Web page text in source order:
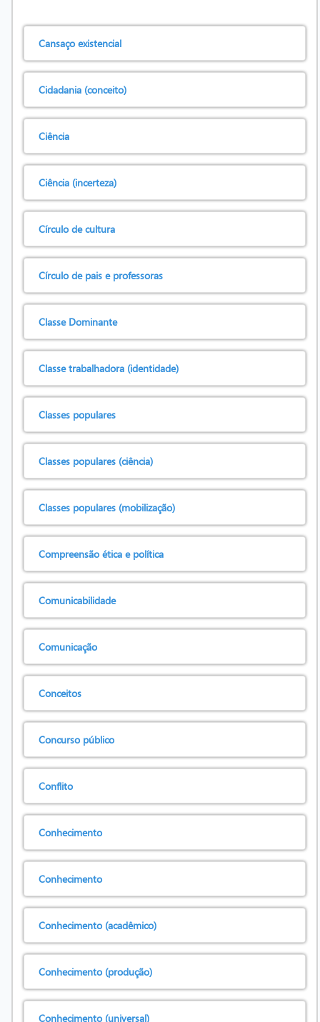
Cansaço existencial
Cidadania (conceito)
Ciência
Ciência (incerteza)
Círculo de cultura
Círculo de pais e professoras
Classe Dominante
Classe trabalhadora (identidade)
Classes populares
Classes populares (ciência)
Classes populares (mobilização)
Compreensão ética e política
Comunicabilidade
Comunicação
Conceitos
Concurso público
Conflito
Conhecimento
Conhecimento
Conhecimento (acadêmico)
Conhecimento (produção)
Conhecimento (universal)